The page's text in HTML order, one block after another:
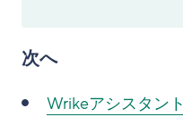
次へ
Wrikeアシスタント